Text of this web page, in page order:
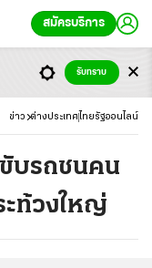
สมัครบริการ
ข่าว ต่างประเทศ ไทยรัฐออนไลน์
ขับรถชนคน
ะท้วงใหญ่
รับทราบ